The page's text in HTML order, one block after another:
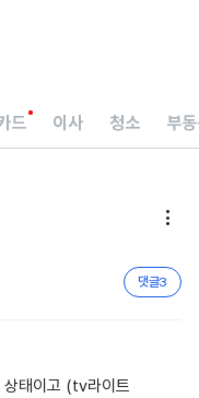
드 이사 청소 부

댓글3
태이고 (tv라이트